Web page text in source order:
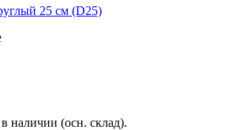
25 см (D25)
наличии (осн. склад).